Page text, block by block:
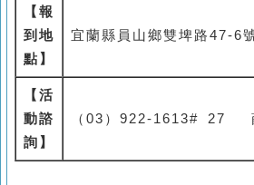
【報
到地
點】
宜蘭縣員山鄉雙埤路47-6
【活
動諮
詢】
（03）922-1613# 27